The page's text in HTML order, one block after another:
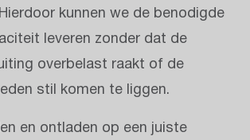
kunnen we de benodigde
leveren zonder dat de
overbelast raakt of de
stil komen te liggen.
en ontladen op een juiste